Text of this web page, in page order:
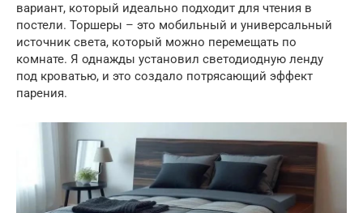
вариант, который идеально подходит для чтения в
постели. Торшеры – это мобильный и универсальный
источник света, который можно перемещать по
комнате. Я однажды установил светодиодную ленду
под кроватью, и это создало потрясающий эффект
парения.